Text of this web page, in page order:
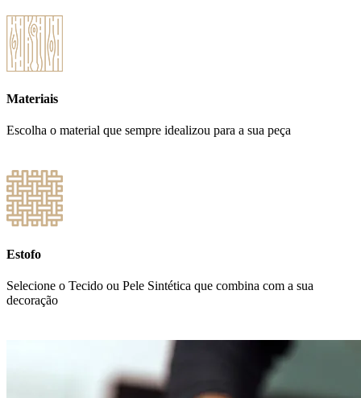
Materiais
Escolha o material que sempre idealizou para a sua peça
Estofo
Selecione o Tecido ou Pele Sintética que combina com a sua
decoração